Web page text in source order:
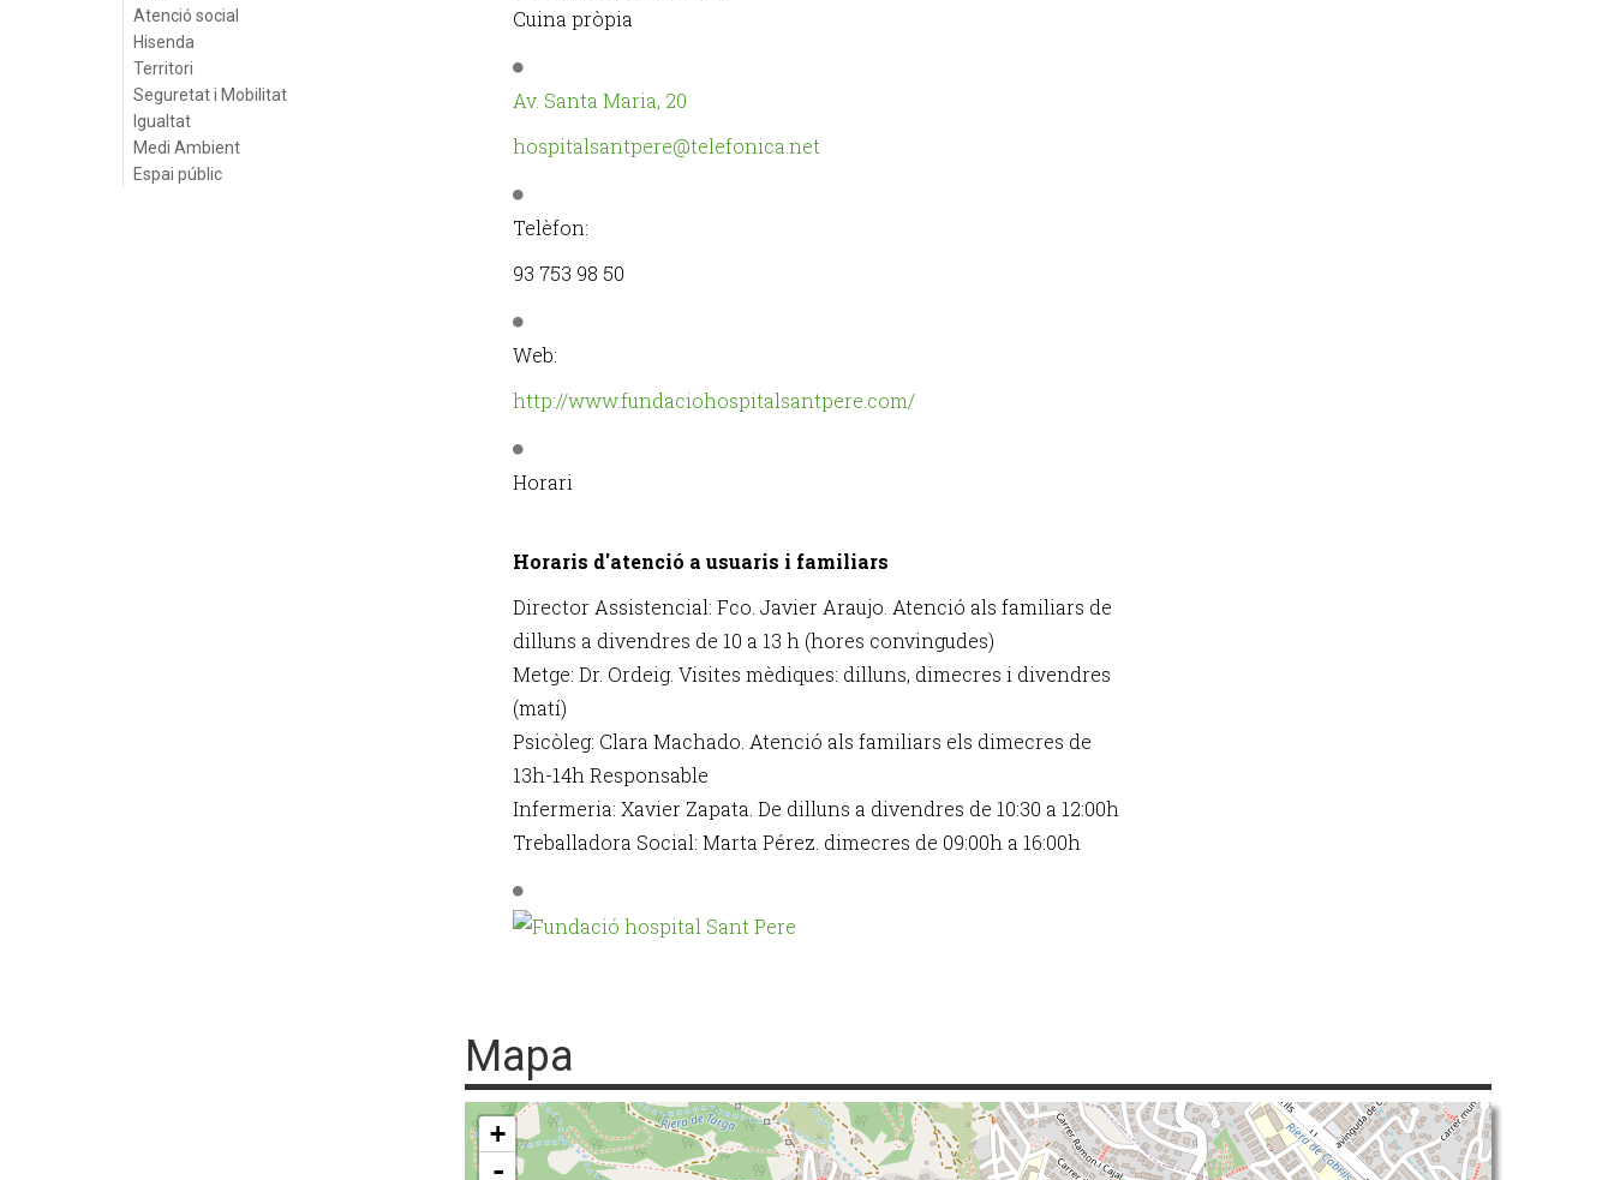
Atenció social
Hisenda
Territori
Seguretat i Mobilitat
Igualtat
Medi Ambient
Espai públic
Cuina pròpia
Av. Santa Maria, 20
hospitalsantpere@telefonica.net
Telèfon:
93 753 98 50
Web:
http://www.fundaciohospitalsantpere.com/
Horari
Horaris d'atenció a usuaris i familiars
Director Assistencial: Fco. Javier Araujo. Atenció als familiars de
dilluns a divendres de 10 a 13 h (hores convingudes)
Metge: Dr. Ordeig. Visites mèdiques: dilluns, dimecres i divendres
(matí)
Psicòleg: Clara Machado. Atenció als familiars els dimecres de
13h-14h Responsable
Infermeria: Xavier Zapata. De dilluns a divendres de 10:30 a 12:00h
Treballadora Social: Marta Pérez. dimecres de 09:00h a 16:00h
Mapa
+
-